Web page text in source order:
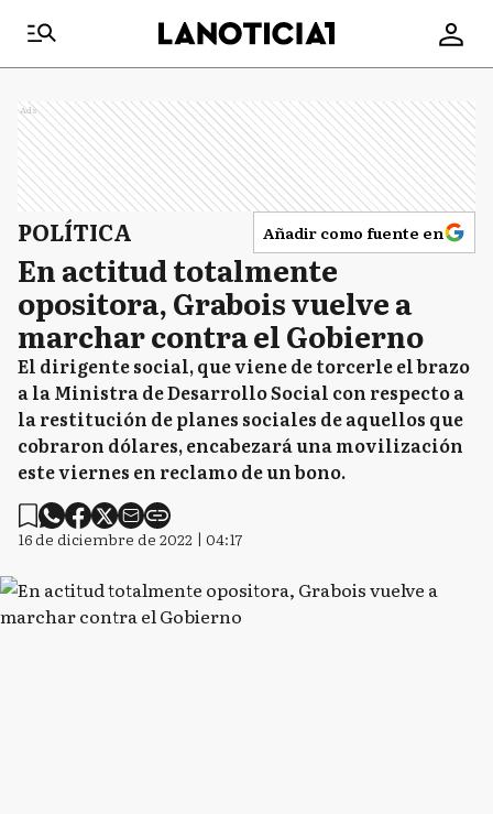
Ads
POLÍTICA Añadir como fuente en
En actitud totalmente
opositora, Grabois vuelve a
marchar contra el Gobierno
El dirigente social, que viene de torcerle el brazo
a la Ministra de Desarrollo Social con respecto a
la restitución de planes sociales de aquellos que
cobraron dólares, encabezará una movilización
este viernes en reclamo de un bono.
16 de diciembre de 2022 | 04:17